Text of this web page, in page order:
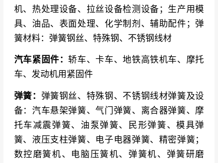
机、热处理设备、拉丝设备检测设备；生产用模
具、油品、表面处理、化学制剂、辅助配件；弹
簧材料：弹簧钢丝、特殊钢、不锈钢线材
汽车紧固件：轿车、卡车、地铁高铁机车、摩托
车、发动机用紧固件
弹簧： 弹簧钢丝、特殊钢、不锈钢线材弹簧及设
备：汽车悬架弹簧、气门弹簧、离合器弹簧、摩
托车减震弹簧、油泵弹簧、民形弹簧、模具弹
簧、液压支柱弹簧、电子电器弹簧、精密弹簧；
数控磨簧机、电脑压簧机、弹簧机、弹簧研磨